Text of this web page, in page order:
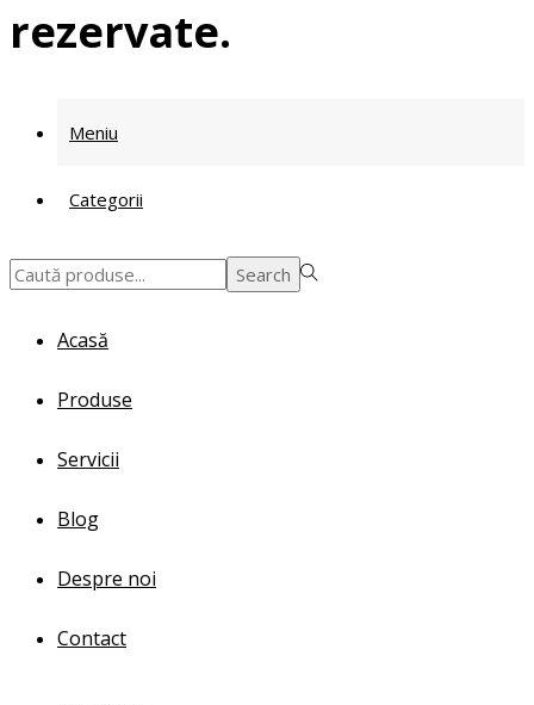
rezervate.
Meniu
Categorii
Search
Search
Acasă
Produse
Servicii
Blog
Despre noi
Contact